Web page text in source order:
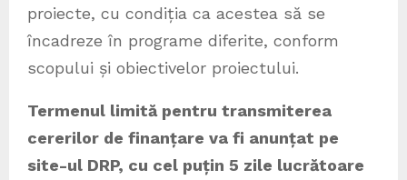
proiecte, cu condiția ca acestea să se
încadreze în programe diferite, conform
scopului și obiectivelor proiectului.
Termenul limită pentru transmiterea
cererilor de finanțare va fi anunțat pe
site-ul DRP, cu cel puțin 5 zile lucrătoare